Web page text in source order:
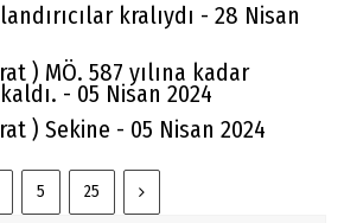
kralıydı - 28 Nisan
) MÖ. 587 yılına kadar
- 05 Nisan 2024
) Sekine - 05 Nisan 2024
5 25
DİNLEMEYİN!..
Gözaydın
MUCİZE YARATMAZ.